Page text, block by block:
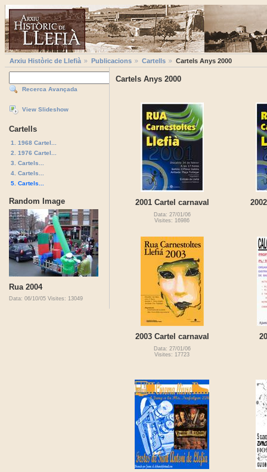
Arxiu Històric de Llefià Publicacions Cartells Cartels Anys 2000
Recerca Avançada
View Slideshow
Cartells
1. 1968 Cartel...
2. 1976 Cartel...
3. Cartels...
4. Cartels...
5. Cartels...
Random Image
Rua 2004
Data: 06/10/05 Visites: 13049
Cartels Anys 2000
2001 Cartel carnaval
Data: 27/01/06
Visites: 16986
2003 Cartel carnaval
Data: 27/01/06
Visites: 17723